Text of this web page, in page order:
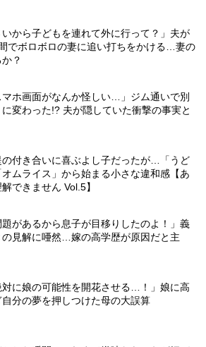
いから子どもを連れて外に行って？」夫が
でボロボロの妻に追い打ちをかける…妻の
？
マホ画面がなんか怪しい…」ジム通いで別
に変わった!? 夫が隠していた衝撃の事実と
の付き合いに喜ぶよし子だったが…「うど
オムライス」から始まる小さな違和感【あ
できません Vol.5】
題があるから息子が目移りしたのよ！」義
の見解に唖然…嫁の高学歴が原因だと主
対に娘の可能性を開花させる…！」娘に高
分の夢を押しつけた母の大誤算